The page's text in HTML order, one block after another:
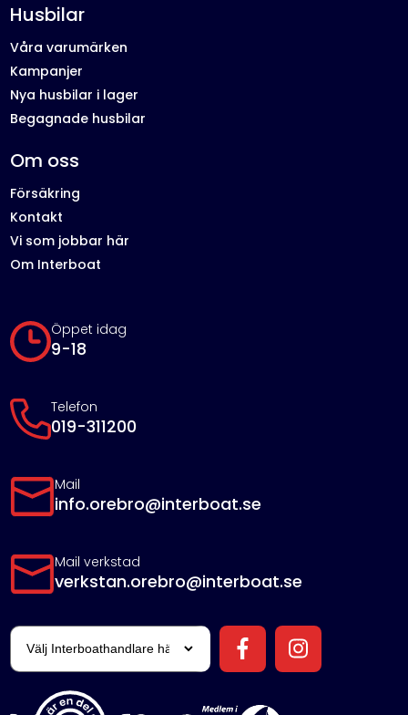
Öppet idag
9-18
Telefon
019-311200
Mail
info.orebro@interboat.se
Mail verkstad
verkstan.orebro@interboat.se
Husbilar
Våra varumärken
Kampanjer
Nya husbilar i lager
Begagnade husbilar
Om oss
Försäkring
Kontakt
Vi som jobbar här
Om Interboat